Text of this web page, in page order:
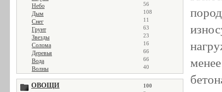
Небо 56
Дым 108
Снег 11
Грунт 63
Звезды 23
Солома 16
Деревья 66
Вода 66
Волны 40
ОВОЩИ 100